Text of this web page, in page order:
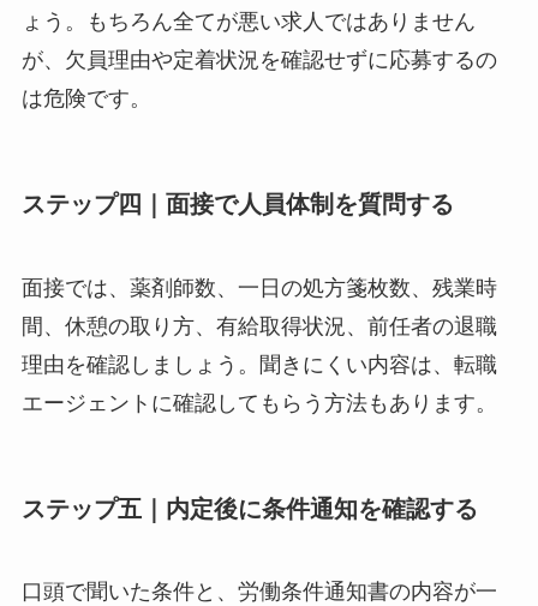
ょう。もちろん全てが悪い求人ではありません
が、欠員理由や定着状況を確認せずに応募するの
は危険です。
ステップ四｜面接で人員体制を質問する
面接では、薬剤師数、一日の処方箋枚数、残業時
間、休憩の取り方、有給取得状況、前任者の退職
理由を確認しましょう。聞きにくい内容は、転職
エージェントに確認してもらう方法もあります。
ステップ五｜内定後に条件通知を確認する
口頭で聞いた条件と、労働条件通知書の内容が一